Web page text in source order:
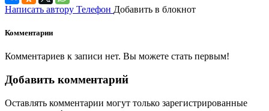
Написать автору Телефон Добавить в блокнот
Комментарии
Комментариев к записи нет. Вы можете стать первым!
Добавить комментарий
Оставлять комментарии могут только зарегистрированные